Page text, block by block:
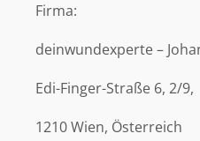
Firma:
deinwundexperte –
Edi-Finger-Straße 6, 2/9,
1210 Wien, Österreich